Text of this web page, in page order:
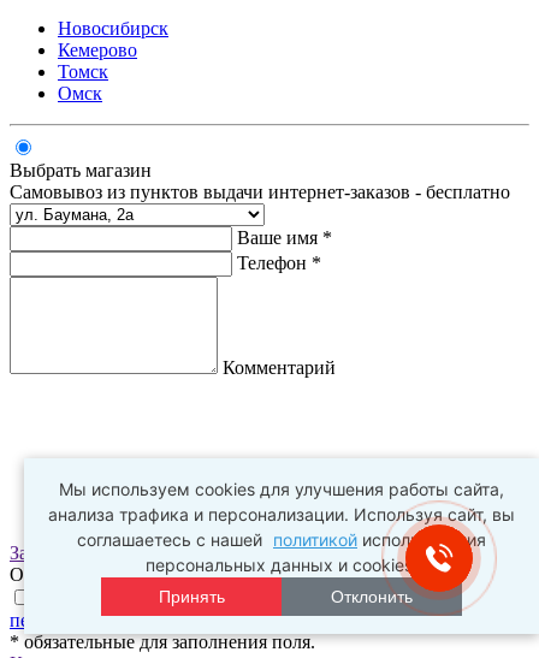
Новосибирск
Кемерово
Томск
Омск
Выбрать магазин
Самовывоз из пунктов выдачи интернет-заказов - бесплатно
Ваше имя *
Телефон *
Комментарий
Заказать
Оплата заказа происходит в пункте выдачи
Нажимая на галочку, я соглашаюсь сусловиями обработки
персональных данныхиполитикой конфиденциальности
* обязательные для заполнения поля.
Мы используем cookies для улучшения работы сайта,
анализа трафика и персонализации. Используя сайт, вы
соглашаетесь с нашей политикой использования
персональных данных и cookies.
Принять Отклонить